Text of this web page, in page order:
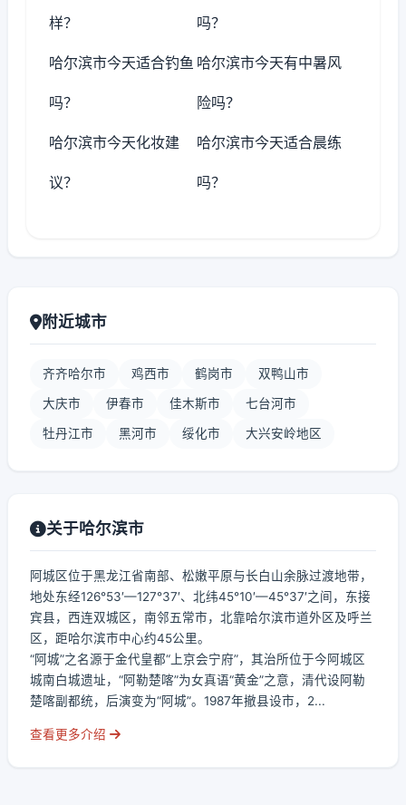
样？ 吗？
哈尔滨市今天适合钓鱼
吗？
哈尔滨市今天有中暑风
险吗？
哈尔滨市今天化妆建
议？
哈尔滨市今天适合晨练
吗？
附近城市
齐齐哈尔市 鸡西市 鹤岗市 双鸭山市
大庆市 伊春市 佳木斯市 七台河市
牡丹江市 黑河市 绥化市 大兴安岭地区
关于哈尔滨市
阿城区位于黑龙江省南部、松嫩平原与长白山余脉过渡地带，
地处东经126°53′—127°37′、北纬45°10′—45°37′之间，东接
宾县，西连双城区，南邻五常市，北靠哈尔滨市道外区及呼兰
区，距哈尔滨市中心约45公里。
“阿城”之名源于金代皇都“上京会宁府”，其治所位于今阿城区
城南白城遗址，“阿勒楚喀”为女真语“黄金”之意，清代设阿勒
楚喀副都统，后演变为“阿城”。1987年撤县设市，2...
查看更多介绍